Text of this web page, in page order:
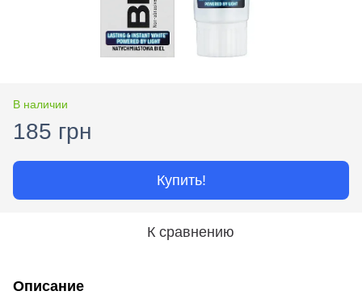
В наличии
185 грн
Купить!
К сравнению
Описание